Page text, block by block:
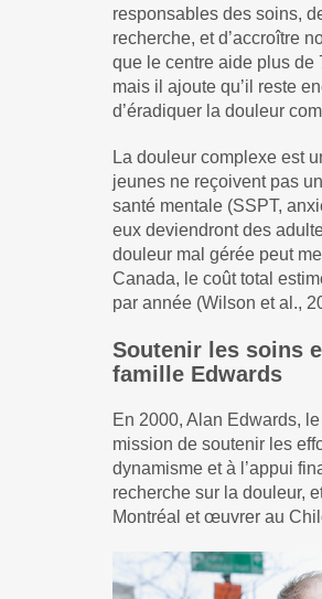
responsables des soins,
recherche, et d’accroître
que le centre aide plus de
mais il ajoute qu’il reste
d’éradiquer la douleur
La douleur complexe est
jeunes ne reçoivent pas
santé mentale (SSPT,
eux deviendront des
douleur mal gérée peut
Canada, le coût total
par année (Wilson et al.,
Soutenir les soins
famille Edwards
En 2000, Alan Edwards,
mission de soutenir les
dynamisme et à l’appui
recherche sur la douleur,
Montréal et œuvrer au